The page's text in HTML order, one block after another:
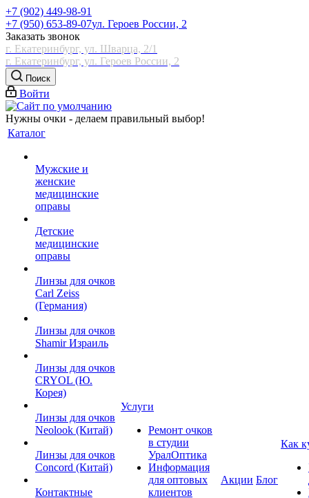
+7 (902) 449-98-91
+7 (950) 653-89-07ул. Героев России, 2
Заказать звонок
г. Екатеринбург, ул. Шварца, 2/1
г. Екатеринбург, ул. Героев России, 2
Поиск
Войти
Нужны очки - делаем правильный выбор!
Каталог
Мужские и
женские
медицинские
оправы
Детские
медицинские
оправы
Линзы для очков
Carl Zeiss
(Германия)
Линзы для очков
Shamir Израиль
Линзы для очков
CRYOL (Ю.
Корея)
Линзы для очков
Neolook (Китай)
Линзы для очков
Concord (Китай)
Контактные
Услуги
Ремонт очков
в студии
УралОптика
Информация
для оптовых
клиентов
Акции Блог
Как